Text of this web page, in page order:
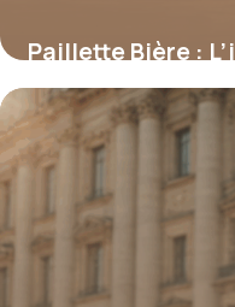
Paillette Bière :
normande aux
16 juin 2026